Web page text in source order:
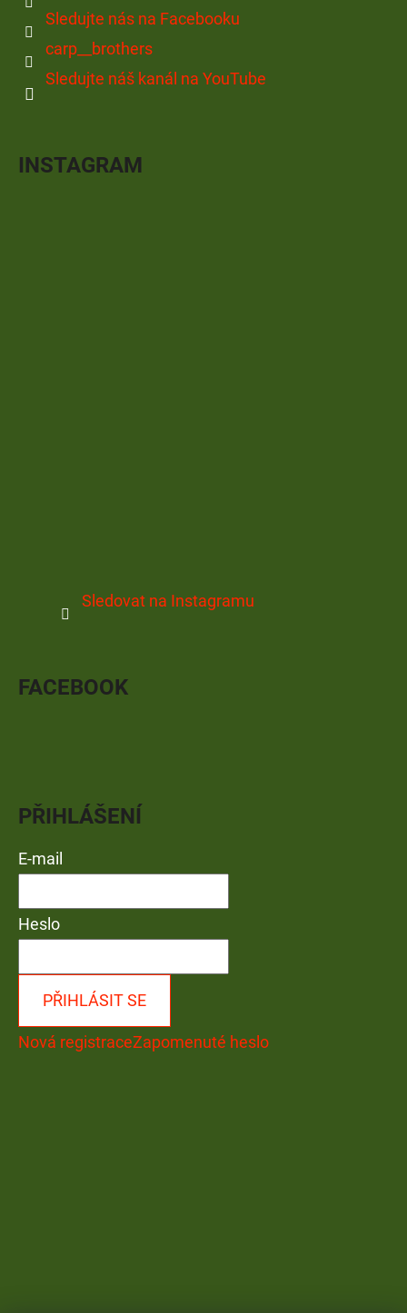
Sledujte nás na Facebooku
carp__brothers
Sledujte náš kanál na YouTube
INSTAGRAM
Sledovat na Instagramu
FACEBOOK
PŘIHLÁŠENÍ
E-mail
Heslo
PŘIHLÁSIT SE
Nová registraceZapomenuté heslo